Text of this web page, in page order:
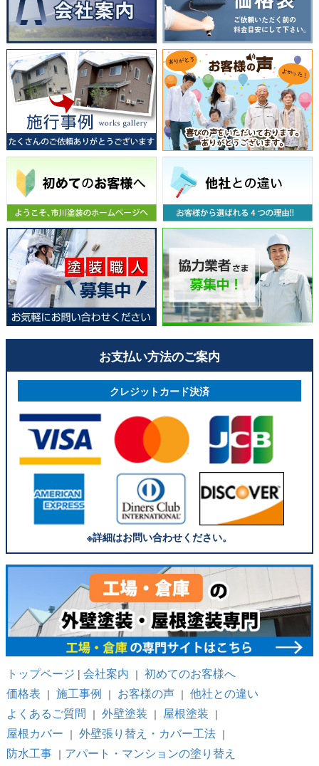
お支払い方法のご案内
クレジットカード決済
※詳細はお問い合わせください。
トップページ | 会社案内 ｜ 初めてのお客様へ
価格表 ｜ 施工事例 ｜ お客様の声｜ 他社との違い
よくあるご質問 ｜ 外壁塗装 ｜ 屋根塗装 ｜
屋根カバー ｜ 外壁張り替え・カバー工法｜
防水工事｜ アパート・マンションの塗り替え